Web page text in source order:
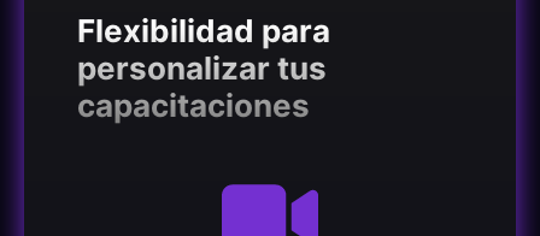
Flexibilidad para
personalizar tus
capacitaciones